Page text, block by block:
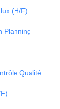
(H/F)
Planning
Qualité